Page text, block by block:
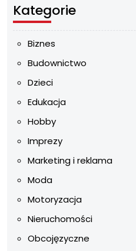
Kategorie
Biznes
Budownictwo
Dzieci
Edukacja
Hobby
Imprezy
Marketing i reklama
Moda
Motoryzacja
Nieruchomości
Obcojęzyczne